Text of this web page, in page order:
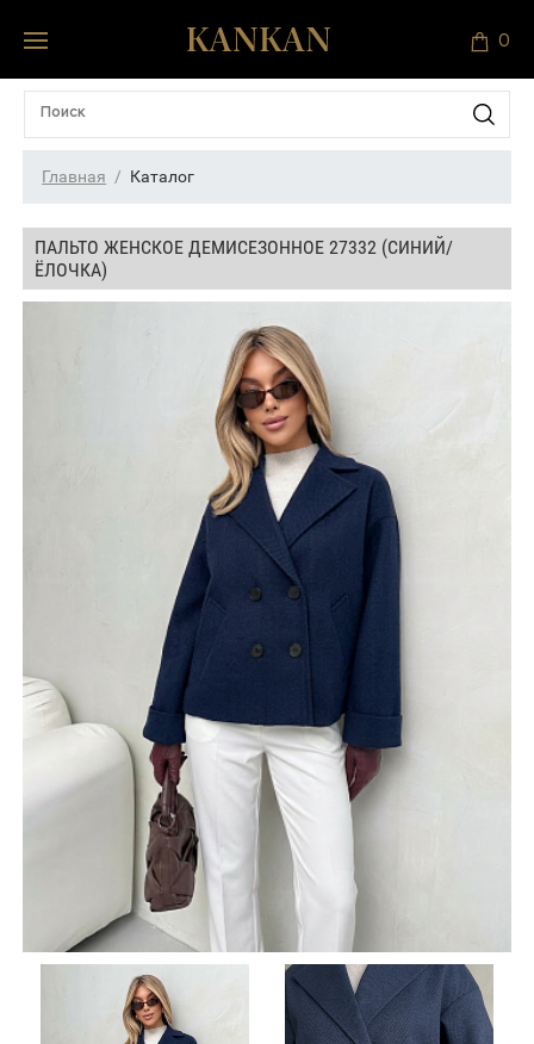
0
Главная Каталог
ПАЛЬТО ЖЕНСКОЕ ДЕМИСЕЗОННОЕ 27332 (СИНИЙ/
ЁЛОЧКА)